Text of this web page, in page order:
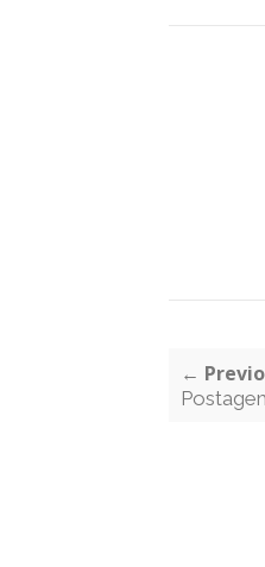
←